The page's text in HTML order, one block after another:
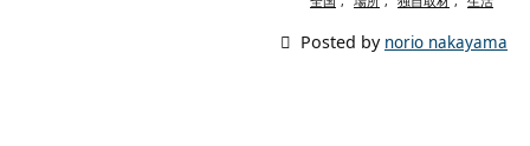
 Posted by norio nakayama